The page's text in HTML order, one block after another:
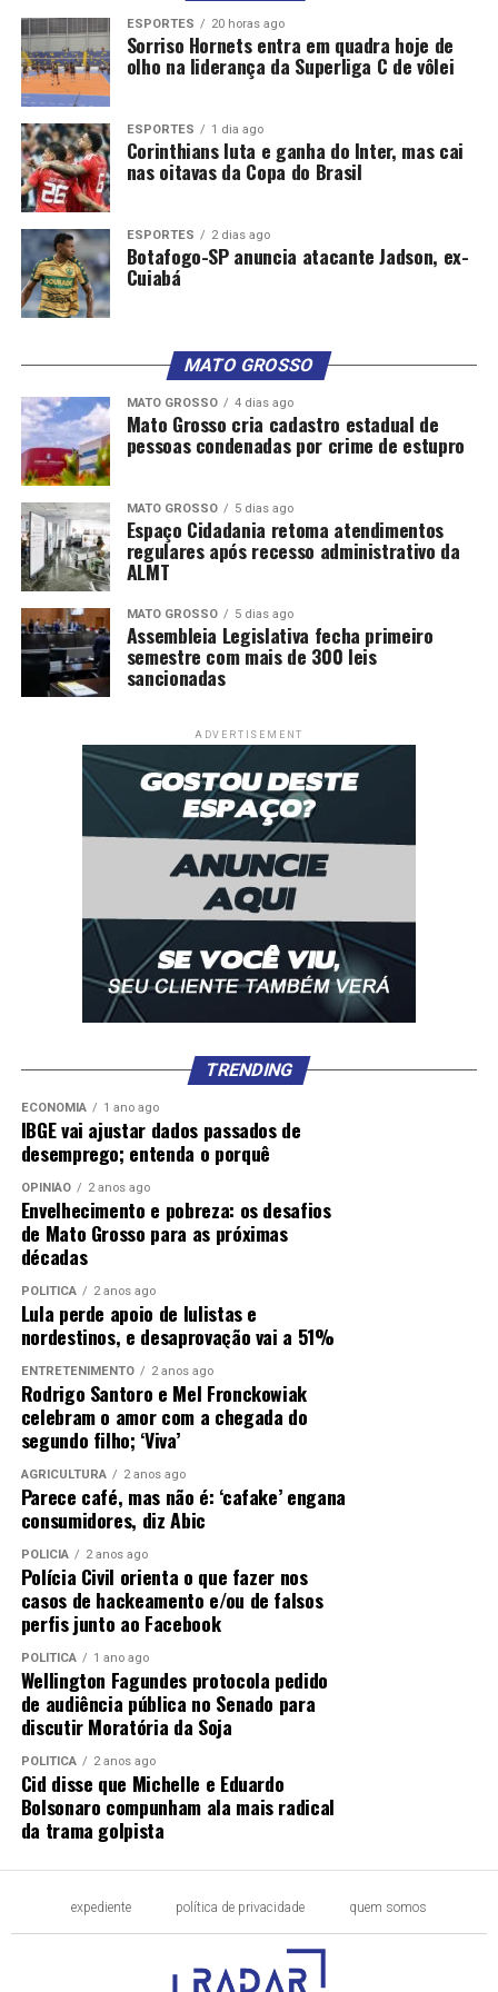
Comentários
RELATED TOPICS:
UP NEXT
Polícia Militar prende suspeito de tentar matar homem
com golpe de facão
Deputado Thiago cobra contratação de professores
auxiliares para alunos autistas e neurodivergentes
ESPORTES 20 horas ago
Sorriso Hornets entra em quadra hoje de
olho na liderança da Superliga C de vôlei
ESPORTES 1 dia ago
Corinthians luta e ganha do Inter, mas cai
nas oitavas da Copa do Brasil
ESPORTES 2 dias ago
Botafogo-SP anuncia atacante Jadson, ex-
Cuiabá
MATO GROSSO
MATO GROSSO 4 dias ago
Mato Grosso cria cadastro estadual de
pessoas condenadas por crime de estupro
MATO GROSSO 5 dias ago
Espaço Cidadania retoma atendimentos
regulares após recesso administrativo da
ALMT
MATO GROSSO 5 dias ago
Assembleia Legislativa fecha primeiro
semestre com mais de 300 leis
sancionadas
ADVERTISEMENT
TRENDING
ECONOMIA 1 ano ago
IBGE vai ajustar dados passados de
desemprego; entenda o porquê
OPINIÃO 2 anos ago
Envelhecimento e pobreza: os desafios
de Mato Grosso para as próximas
décadas
POLÍTICA 2 anos ago
Lula perde apoio de lulistas e
nordestinos, e desaprovação vai a 51%
ENTRETENIMENTO 2 anos ago
Rodrigo Santoro e Mel Fronckowiak
celebram o amor com a chegada do
segundo filho; ‘Viva’
AGRICULTURA 2 anos ago
Parece café, mas não é: ‘cafake’ engana
consumidores, diz Abic
POLÍCIA 2 anos ago
Polícia Civil orienta o que fazer nos
casos de hackeamento e/ou de falsos
perfis junto ao Facebook
POLÍTICA 1 ano ago
Wellington Fagundes protocola pedido
de audiência pública no Senado para
discutir Moratória da Soja
POLÍTICA 2 anos ago
Cid disse que Michelle e Eduardo
Bolsonaro compunham ala mais radical
da trama golpista
expediente política de privacidade quem somos